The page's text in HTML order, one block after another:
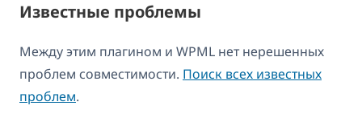
Известные проблемы
Между этим плагином и WPML нет нерешенных
проблем совместимости. Поиск всех известных
проблем.